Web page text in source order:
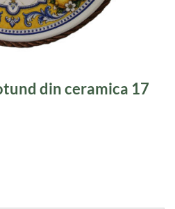
din ceramica 17